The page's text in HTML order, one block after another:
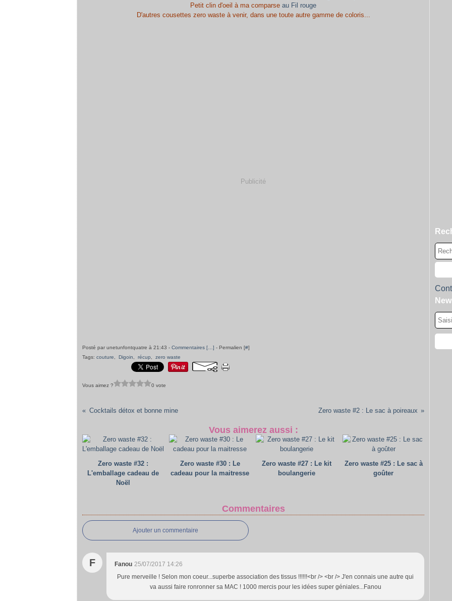
Petit clin d'oeil à ma comparse au Fil rouge
D'autres cousettes zero waste à venir, dans une toute autre gamme de coloris...
Publicité
Posté par unetunfontquatre à 21:43 - Commentaires [ ] - Permalien [#]
Tags: couture Digoin récup zero waste
Vous aimez ? 0 vote
Cocktails détox et bonne mine Zero waste #2 : Le sac à poireaux
Vous aimerez aussi :
Zero waste #32 :
L'emballage cadeau de
Noël
Zero waste #30 : Le
cadeau pour la maitresse
Zero waste #27 : Le kit
boulangerie
Zero waste #25 : Le sac à
goûter
Commentaires
Ajouter un commentaire
F Fanou 25/07/2017 14:26
Pure merveille ! Selon mon coeur...superbe association des tissus !!!!!!<br /> <br /> J'en connais une autre qui
va aussi faire ronronner sa MAC ! 1000 mercis pour les idées super géniales...Fanou